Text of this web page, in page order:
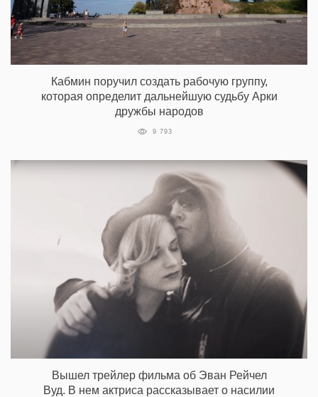
Кабмин поручил создать рабочую группу,
которая определит дальнейшую судьбу Арки
дружбы народов
9 793
Вышел трейлер фильма об Эван Рейчел
Вуд. В нем актриса рассказывает о насилии